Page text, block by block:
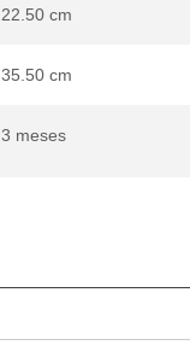
22.50 cm
35.50 cm
3 meses